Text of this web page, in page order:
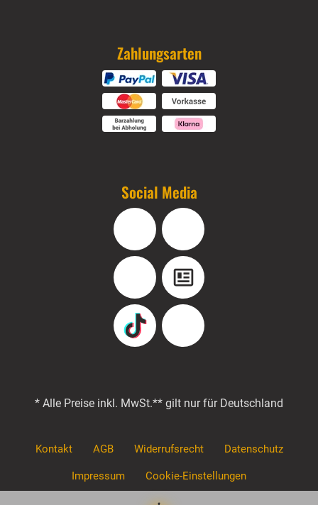
Zahlungsarten
Social Media
Facebook Instagram
YouTube Blog
TikTok Pinterest
* Alle Preise inkl. MwSt.** gilt nur für Deutschland
Kontakt AGB Widerrufsrecht Datenschutz
Impressum Cookie-Einstellungen